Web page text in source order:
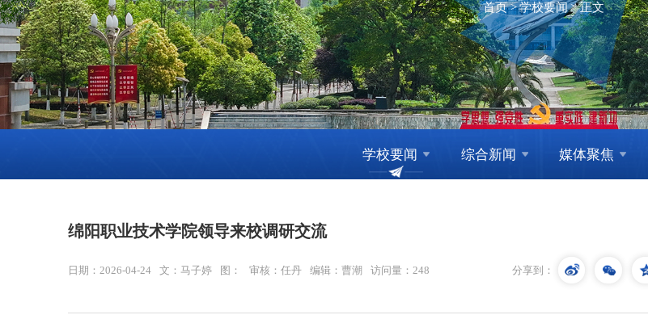
首页 > 学校要闻 > 正文
学校要闻 综合新闻 媒体聚焦
绵阳职业技术学院领导来校调研交流
日期：2026-04-24 文：马子婷 图： 审核：任丹 编辑：曹潮 访问量： 248 分享到：